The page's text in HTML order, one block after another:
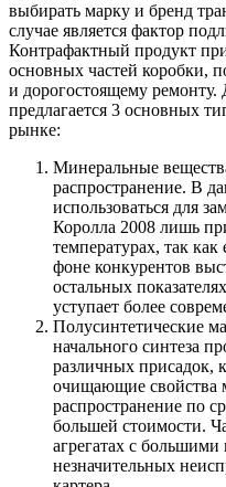
выбирать марку и бренд
случае является фактор
Контрафактный продукт
основных частей коробки,
и дорогостоящему ремонту.
предлагается 3 основных
рынке:
Минеральные
распространение. В
использоваться для
Королла 2008 лишь
температурах, так
фоне конкурентов
остальных
уступает более
Полусинтетические
начального синтеза
различных
очищающие свойства
распространение по
большей стоимости.
агрегатах с
незначительных